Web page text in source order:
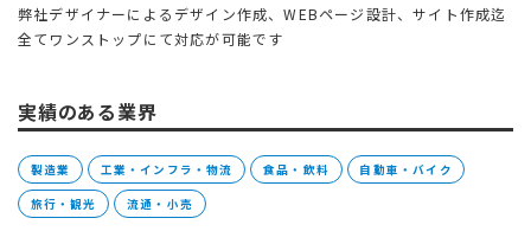
弊社デザイナーによるデザイン作成、WEBページ設計、サイト作成迄
全てワンストップにて対応が可能です
実績のある業界
製造業 工業・インフラ・物流 食品・飲料 自動車・バイク
旅行・観光 流通・小売